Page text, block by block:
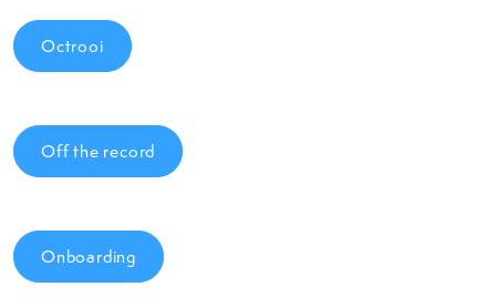
Octrooi
Off the record
Onboarding